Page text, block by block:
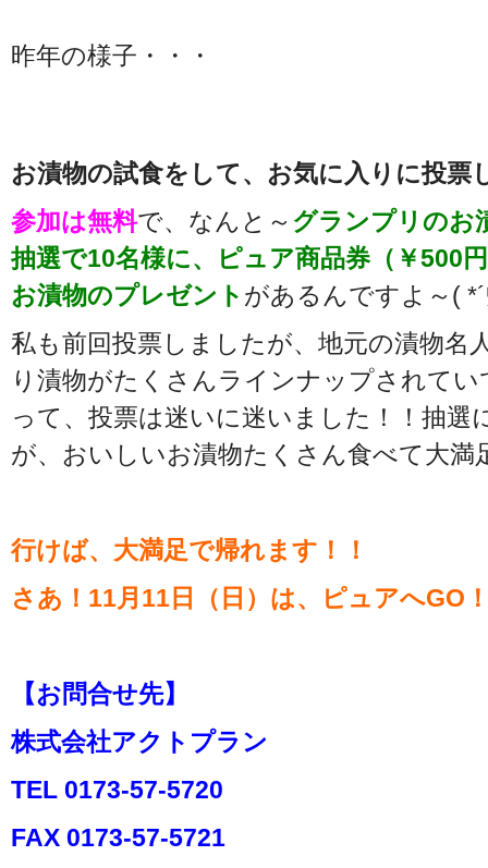
昨年の様子・・・
お漬物の試食をして、お気に入りに投票
参加は無料で、なんと～ グランプリのお
抽選で10名様に、ピュア商品券（￥500
お漬物のプレゼント があるんですよ～(
私も前回投票しましたが、地元の漬物名
り漬物がたくさんラインナップされて
って、投票は迷いに迷いました！！抽選
が、おいしいお漬物たくさん食べて大満
行けば、大満足で帰れます！！
さあ！11月11日（日）は、ピュアへGO
【お問合せ先】
株式会社アクトプラン
TEL 0173-57-5720
FAX 0173-57-5721